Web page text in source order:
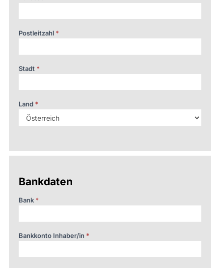
Postleitzahl *
Stadt *
Land *
Bankdaten
Bank *
Bankkonto Inhaber/in *